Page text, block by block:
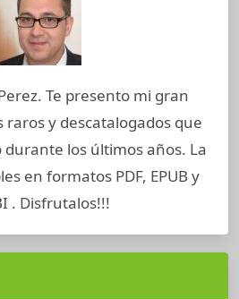
Te presento mi gran
raros y descatalogados que
los últimos años. La
en formatos PDF, EPUB y
. Disfrutalos!!!